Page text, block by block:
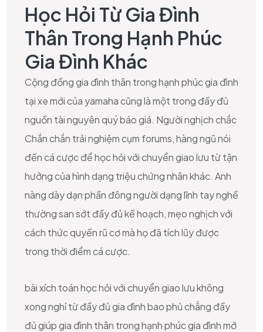
Học Hỏi Từ Gia Đình
Thân Trong Hạnh Phúc
Gia Đình Khác
Cộng đồng gia đình thân trong hạnh phúc gia đình
tại xe mới của yamaha cũng là một trong đầy đủ
nguồn tài nguyên quý báo giá. Người nghịch chắc
Chắn chắn trải nghiệm cụm forums, hàng ngũ nói
đến cá cược để học hỏi với chuyển giao lưu từ tận
hưởng của hình dạng triệu chứng nhân khác. Anh
nàng dày dạn phần đông người dạng lĩnh tay nghề
thường san sớt đầy đủ kế hoạch, mẹo nghịch với
cách thức quyến rũ cơ mà họ đã tích lũy được
trong thời điểm cá cược.
bài xích toán học hỏi với chuyển giao lưu không
xong nghỉ từ đầy đủ gia đình bao phủ chẳng đầy
đủ giúp gia đình thân trong hạnh phúc gia đình mở